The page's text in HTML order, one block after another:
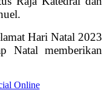
Hari Natal 2023
Natal memberikan